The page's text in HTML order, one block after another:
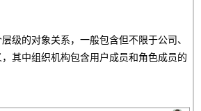
级的对象关系，一般包含但不限于公司、
其中组织机构包含用户成员和角色成员的